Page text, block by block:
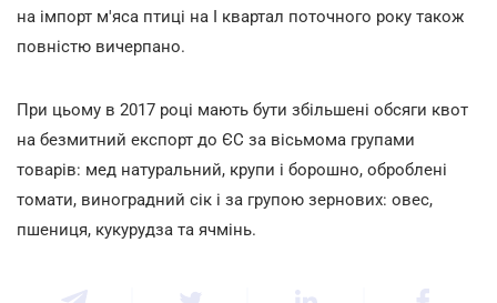
на імпорт м'яса птиці на I квартал поточного року також
повністю вичерпано.
При цьому в 2017 році мають бути збільшені обсяги квот
на безмитний експорт до ЄС за вісьмома групами
товарів: мед натуральний, крупи і борошно, оброблені
томати, виноградний сік і за групою зернових: овес,
пшениця, кукурудза та ячмінь.